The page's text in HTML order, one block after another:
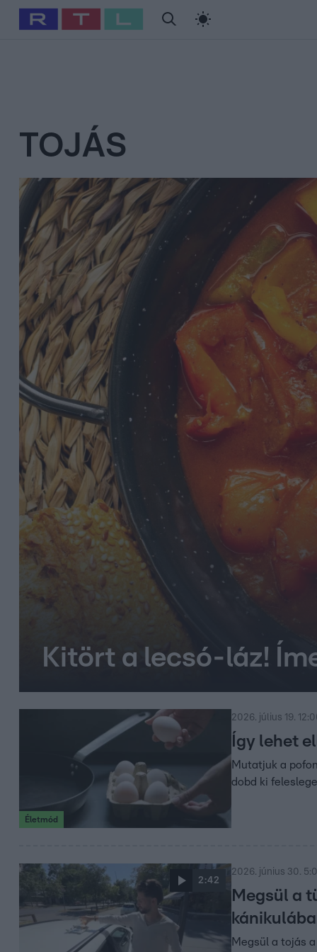
Babits Marcella Szellő István Most Wanted
TOJÁS
Kitört a lecsó-láz!
Életmód
2026. július 19.
Így lehet
Mutatjuk a
dobd ki
2:42
2026. június 30.
Megsül a
Megsül a tojás